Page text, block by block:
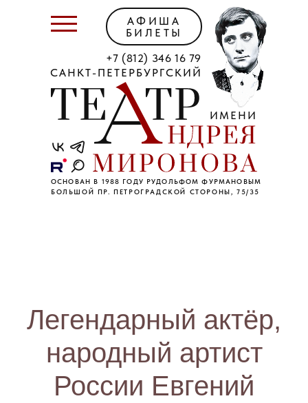
САНКТ-ПЕТЕРБУРГСКИЙ
ИМЕНИ
ОСНОВАН В 1988 ГОДУ РУДОЛЬФОМ ФУРМАНОВЫМ
+7 (812) 346 16 79
БОЛЬШОЙ ПР. ПЕТРОГРАДСКОЙ СТОРОНЫ, 75/35
АФИША
БИЛЕТЫ
Легендарный актёр,
народный артист
России Евгений